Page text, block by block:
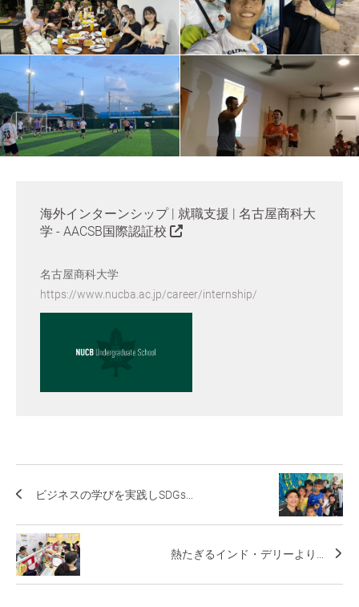
海外インターンシップ | 就職支援 | 名古屋商科大
学 - AACSB国際認証校
名古屋商科大学
https://www.nucba.ac.jp/career/internship/
ビジネスの学びを実践しSDGs...
熱たぎるインド・デリーより...